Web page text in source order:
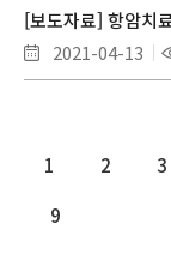
[보도자료] 항암치
2021-04-13
1 2 3
9